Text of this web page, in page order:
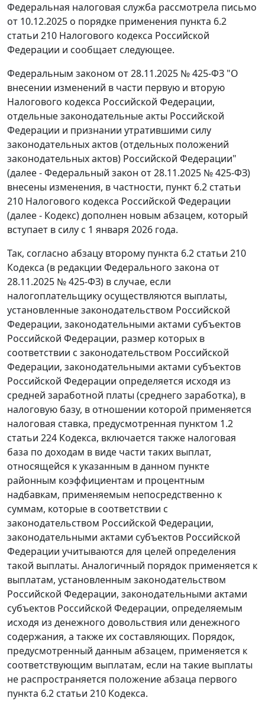
Федеральная налоговая служба рассмотрела письмо
от 10.12.2025 о порядке применения пункта 6.2
статьи 210 Налогового кодекса Российской
Федерации и сообщает следующее.
Федеральным законом от 28.11.2025 № 425-ФЗ "О
внесении изменений в части первую и вторую
Налогового кодекса Российской Федерации,
отдельные законодательные акты Российской
Федерации и признании утратившими силу
законодательных актов (отдельных положений
законодательных актов) Российской Федерации"
(далее - Федеральный закон от 28.11.2025 № 425-ФЗ)
внесены изменения, в частности, пункт 6.2 статьи
210 Налогового кодекса Российской Федерации
(далее - Кодекс) дополнен новым абзацем, который
вступает в силу с 1 января 2026 года.
Так, согласно абзацу второму пункта 6.2 статьи 210
Кодекса (в редакции Федерального закона от
28.11.2025 № 425-ФЗ) в случае, если
налогоплательщику осуществляются выплаты,
установленные законодательством Российской
Федерации, законодательными актами субъектов
Российской Федерации, размер которых в
соответствии с законодательством Российской
Федерации, законодательными актами субъектов
Российской Федерации определяется исходя из
средней заработной платы (среднего заработка), в
налоговую базу, в отношении которой применяется
налоговая ставка, предусмотренная пунктом 1.2
статьи 224 Кодекса, включается также налоговая
база по доходам в виде части таких выплат,
относящейся к указанным в данном пункте
районным коэффициентам и процентным
надбавкам, применяемым непосредственно к
суммам, которые в соответствии с
законодательством Российской Федерации,
законодательными актами субъектов Российской
Федерации учитываются для целей определения
такой выплаты. Аналогичный порядок применяется к
выплатам, установленным законодательством
Российской Федерации, законодательными актами
субъектов Российской Федерации, определяемым
исходя из денежного довольствия или денежного
содержания, а также их составляющих. Порядок,
предусмотренный данным абзацем, применяется к
соответствующим выплатам, если на такие выплаты
не распространяется положение абзаца первого
пункта 6.2 статьи 210 Кодекса.